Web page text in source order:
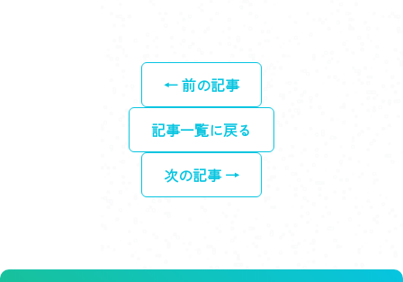
← 前の記事
記事一覧に戻る
次の記事 →